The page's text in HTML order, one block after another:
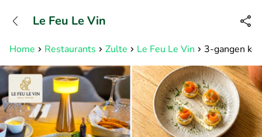
Bereikbaar tot 23:00 uur
Home Restaurants Zulte Le Feu Le Vin 3-gangen
Le Feu Le Vin